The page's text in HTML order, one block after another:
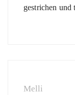
gestrichen und
Melli